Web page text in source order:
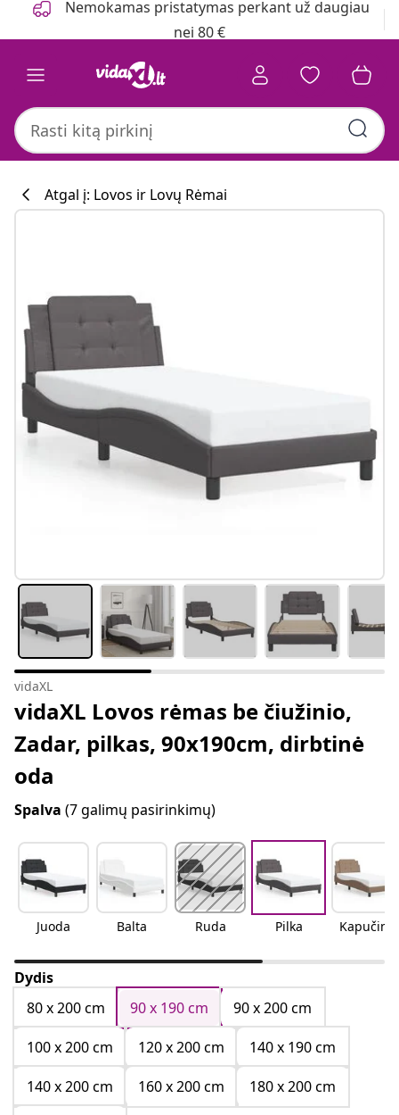
Nemokamas pristatymas perkant už daugiau
nei 80 €
Atgal į: Lovos ir Lovų Rėmai
vidaXL
vidaXL Lovos rėmas be čiužinio,
Zadar, pilkas, 90x190cm, dirbtinė
oda
Spalva (7 galimų pasirinkimų)
Juoda Balta Ruda Pilka Kapučino
Dydis
80 x 200 cm
90 x 190 cm
90 x 200 cm
100 x 200 cm
120 x 200 cm
140 x 190 cm
140 x 200 cm
160 x 200 cm
180 x 200 cm